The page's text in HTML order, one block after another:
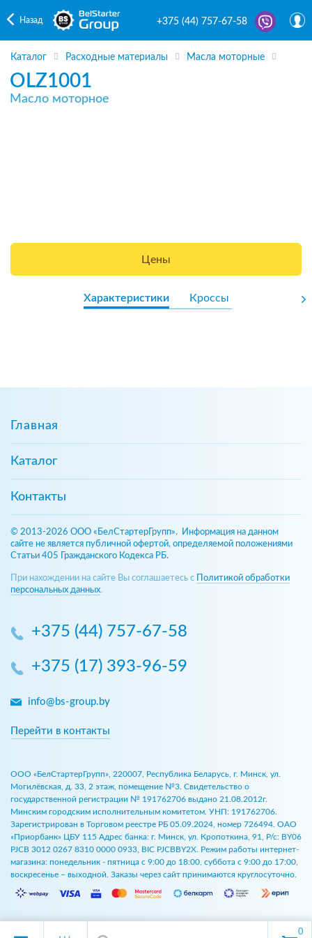
0
Назад +375 (44) 757-67-58
Каталог Расходные материалы Масла моторные
OLZ1001
Масло моторное
Цены
Характеристики Кроссы
Главная
Каталог
Контакты
© 2013-2026 ООО «БелСтартерГрупп». Информация на данном
сайте не является публичной офертой, определяемой положениями
Статьи 405 Гражданского Кодекса РБ.
При нахождении на сайте Вы соглашаетесь с
Политикой обработки
персональных данных.
+375 (44) 757-67-58
+375 (17) 393-96-59
info@bs-group.by
Перейти в контакты
ООО «БелСтартерГрупп», 220007, Республика Беларусь, г. Минск, ул.
Могилёвская, д. 33, 2 этаж, помещение №3. Свидетельство о
государственной регистрации № 191762706 выдано 21.08.2012г.
Минским городским исполнительным комитетом. УНП: 191762706.
Зарегистрирован в Торговом реестре РБ 05.09.2024, номер 726494. ОАО
«Приорбанк» ЦБУ 115 Адрес банка: г. Минск, ул. Кропоткина, 91, Р/с: BY06
PJCB 3012 0267 8310 0000 0933, BIC PJCBBY2X. Режим работы интернет-
магазина: понедельник - пятница с 9:00 до 18:00, суббота с 9:00 до 17:00,
воскресенье – выходной. Заказы через сайт принимаются круглосуточно.